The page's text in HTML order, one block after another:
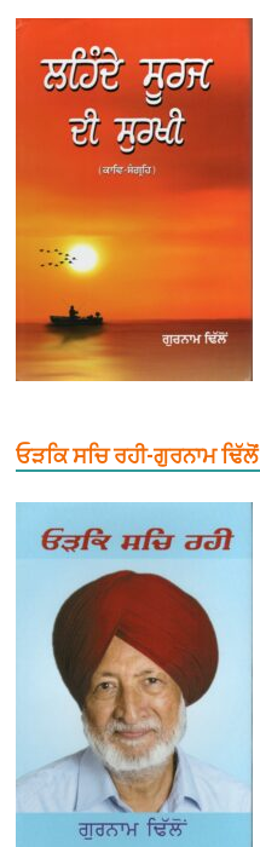
ਓੜਕਿ ਸਚਿ ਰਹੀ-ਗੁਰਨਾਮ ਢਿੱਲੋਂ